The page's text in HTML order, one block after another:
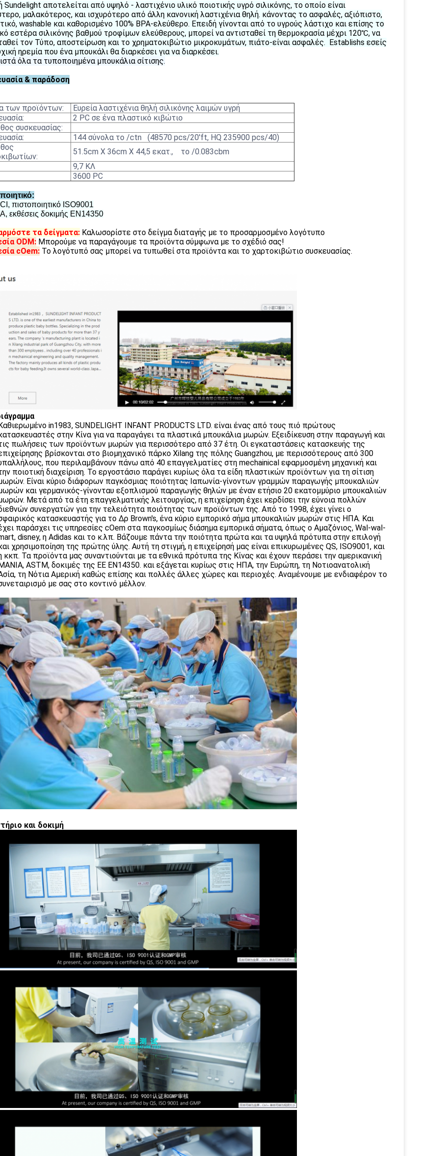
Sundelight αποτελείται από υψηλό - λαστιχένιο υλικό ποιοτικής υγρό σιλικόνης, το οποίο είναι
μαλακότερος, και ισχυρότερο από άλλη κανονική λαστιχένια θηλή. κάνοντας το ασφαλές, αξιόπιστο,
washable και καθορισμένο 100% BPA-ελεύθερο. Επειδή γίνονται από το υγρούς λάστιχο και επίσης το
εστέρα σιλικόνης βαθμού τροφίμων ελεύθερους, μπορεί να αντισταθεί τη θερμοκρασία μέχρι 120℃, να
τον Τύπο, αποστείρωση και το χρηματοκιβώτιο μικροκυμάτων, πιάτο-είναι ασφαλές. Establishs εσείς
ηρεμία που ένα μπουκάλι θα διαρκέσει για να διαρκέσει.
όλα τα τυποποιημένα μπουκάλια σίτισης.
& παράδοση
των προϊόντων:
Ευρεία λαστιχένια θηλή σιλικόνης λαιμών υγρή
2 PC σε ένα πλαστικό κιβώτιο
συσκευασίας:
144 σύνολα το /ctn (48570 pcs/20'ft, HQ 235900 pcs/40)
51.5cm X 36cm X 44,5 εκατ., το /0.083cbm
9,7 ΚΛ
3600 PC
πιστοποιητικό ISO9001
εκθέσεις δοκιμής EN14350
τα δείγματα: Καλωσορίστε στο δείγμα διαταγής με το προσαρμοσμένο λογότυπο
ODM: Μπορούμε να παραγάγουμε τα προϊόντα σύμφωνα με το σχέδιό σας!
cOem: Το λογότυπό σας μπορεί να τυπωθεί στα προϊόντα και το χαρτοκιβώτιο συσκευασίας.
in1983, SUNDELIGHT INFANT PRODUCTS LTD. είναι ένας από τους πιό πρώτους
στην Κίνα για να παραγάγει τα πλαστικά μπουκάλια μωρών. Εξειδίκευση στην παραγωγή και
πωλήσεις των προϊόντων μωρών για περισσότερο από 37 έτη. Οι εγκαταστάσεις κατασκευής της
βρίσκονται στο βιομηχανικό πάρκο Xilang της πόλης Guangzhou, με περισσότερους από 300
που περιλαμβάνουν πάνω από 40 επαγγελματίες στη mechainical εφαρμοσμένη μηχανική και
ποιοτική διαχείριση. Το εργοστάσιο παράγει κυρίως όλα τα είδη πλαστικών προϊόντων για τη σίτιση
Είναι κύριο διάφορων παγκόσμιας ποιότητας Ιαπωνία-γίνοντων γραμμών παραγωγής μπουκαλιών
και γερμανικός-γίνονταυ εξοπλισμού παραγωγής θηλών με έναν ετήσιο 20 εκατομμύριο μπουκαλιών
Μετά από τα έτη επαγγελματικής λειτουργίας, η επιχείρηση έχει κερδίσει την εύνοια πολλών
συνεργατών για την τελειότητα ποιότητας των προϊόντων της. Από το 1998, έχει γίνει ο
κατασκευαστής για το Δρ Brown's, ένα κύριο εμπορικό σήμα μπουκαλιών μωρών στις ΗΠΑ. Και
παράσχει τις υπηρεσίες cOem στα παγκοσμίως διάσημα εμπορικά σήματα, όπως ο Αμαζόνιος, Wal-wal-
disney, η Adidas και το κ.λπ. Βάζουμε πάντα την ποιότητα πρώτα και τα υψηλά πρότυπα στην επιλογή
χρησιμοποίηση της πρώτης ύλης. Αυτή τη στιγμή, η επιχείρησή μας είναι επικυρωμένες QS, ISO9001, και
κκπ. Τα προϊόντα μας συναντιούνται με τα εθνικά πρότυπα της Κίνας και έχουν περάσει την αμερικανική
ASTM, δοκιμές της ΕΕ EN14350. και εξάγεται κυρίως στις ΗΠΑ, την Ευρώπη, τη Νοτιοανατολική
τη Νότια Αμερική καθώς επίσης και πολλές άλλες χώρες και περιοχές. Αναμένουμε με ενδιαφέρον το
με σας στο κοντινό μέλλον.
και δοκιμή